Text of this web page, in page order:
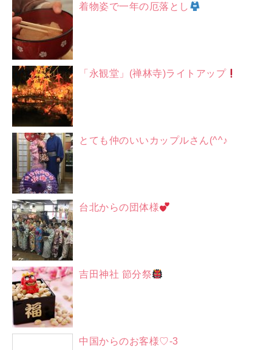
着物姿で一年の厄落とし
「永観堂」(禅林寺)ライトアップ
とても仲のいいカップルさん(^^♪
台北からの団体様
吉田神社 節分祭
中国からのお客様♡-3